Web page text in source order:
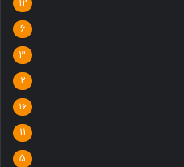
12
6
3
2
16
11
5